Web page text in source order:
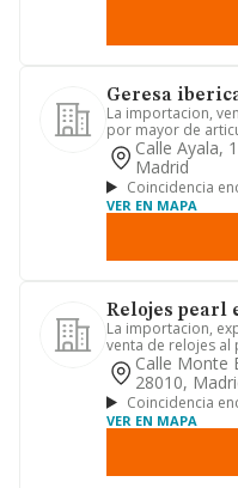
Geresa
La importacion,
por mayor de
joyeria.Calle Ayala,
Madrid
Coincidencia
VER EN MAPA
Relojes pearl
La importacion,
venta de relojes
menor la
Calle Monte
28010,
Coincidencia
VER EN MAPA